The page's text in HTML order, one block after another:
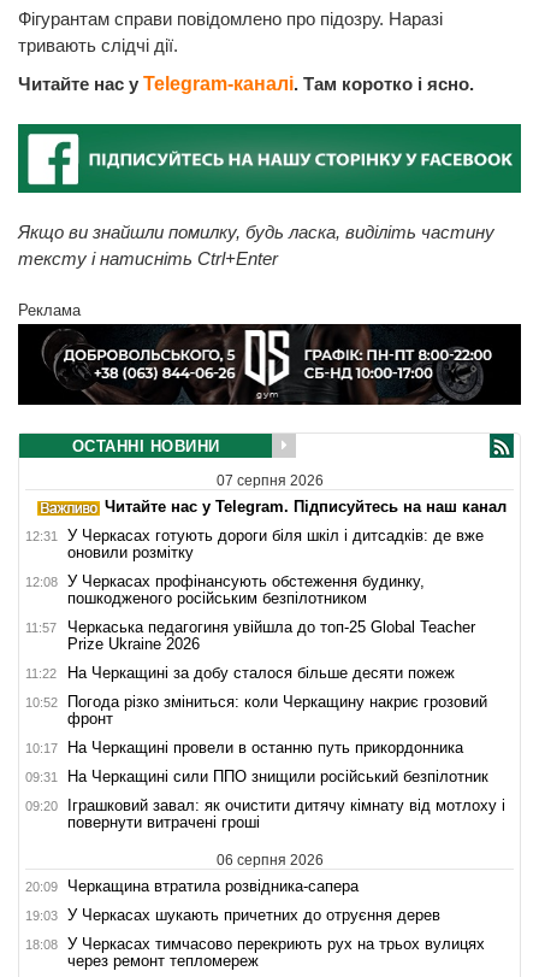
Фігурантам справи повідомлено про підозру. Наразі
тривають слідчі дії.
Читайте нас у Telegram-каналі. Там коротко і ясно.
Якщо ви знайшли помилку, будь ласка, виділіть частину
тексту і натисніть Ctrl+Enter
Реклама
ОСТАННІ НОВИНИ
07 серпня 2026
Читайте нас у Telegram. Підписуйтесь на наш канал
12:31
У Черкасах готують дороги біля шкіл і дитсадків: де вже
оновили розмітку
12:08
У Черкасах профінансують обстеження будинку,
пошкодженого російським безпілотником
11:57
Черкаська педагогиня увійшла до топ-25 Global Teacher
Prize Ukraine 2026
11:22 На Черкащині за добу сталося більше десяти пожеж
10:52
Погода різко зміниться: коли Черкащину накриє грозовий
фронт
10:17 На Черкащині провели в останню путь прикордонника
09:31 На Черкащині сили ППО знищили російський безпілотник
09:20
Іграшковий завал: як очистити дитячу кімнату від мотлоху і
повернути витрачені гроші
06 серпня 2026
20:09 Черкащина втратила розвідника-сапера
19:03 У Черкасах шукають причетних до отруєння дерев
18:08
У Черкасах тимчасово перекриють рух на трьох вулицях
через ремонт тепломереж